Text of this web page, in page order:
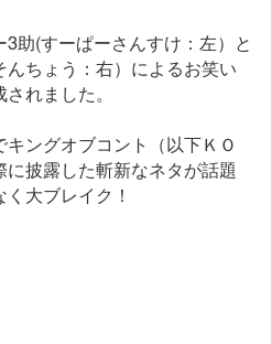
助(すーぱーさんすけ：左）と
ちょう：右）によるお笑い
れました。
ングオブコント（以下ＫＯ
披露した斬新なネタが話題
大ブレイク！